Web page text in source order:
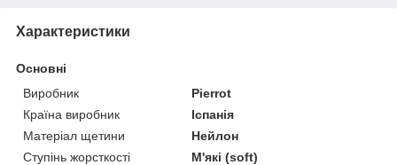
Характеристики
Основні
Виробник
Pierrot
Країна виробник
Іспанія
Матеріал щетини
Нейлон
Ступінь жорсткості
М'які (soft)